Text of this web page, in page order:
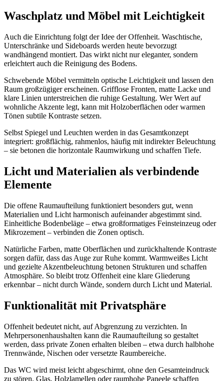
Waschplatz und Möbel mit Leichtigkeit
Auch die Einrichtung folgt der Idee der Offenheit. Waschtische,
Unterschränke und Sideboards werden heute bevorzugt
wandhängend montiert. Das wirkt nicht nur eleganter, sondern
erleichtert auch die Reinigung des Bodens.
Schwebende Möbel vermitteln optische Leichtigkeit und lassen den
Raum großzügiger erscheinen. Grifflose Fronten, matte Lacke und
klare Linien unterstreichen die ruhige Gestaltung. Wer Wert auf
wohnliche Akzente legt, kann mit Holzoberflächen oder warmen
Tönen subtile Kontraste setzen.
Selbst Spiegel und Leuchten werden in das Gesamtkonzept
integriert: großflächig, rahmenlos, häufig mit indirekter Beleuchtung
– sie betonen die horizontale Raumwirkung und schaffen Tiefe.
Licht und Materialien als verbindende
Elemente
Die offene Raumaufteilung funktioniert besonders gut, wenn
Materialien und Licht harmonisch aufeinander abgestimmt sind.
Einheitliche Bodenbeläge – etwa großformatiges Feinsteinzeug oder
Mikrozement – verbinden die Zonen optisch.
Natürliche Farben, matte Oberflächen und zurückhaltende Kontraste
sorgen dafür, dass das Auge zur Ruhe kommt. Warmweißes Licht
und gezielte Akzentbeleuchtung betonen Strukturen und schaffen
Atmosphäre. So bleibt trotz Offenheit eine klare Gliederung
erkennbar – nicht durch Wände, sondern durch Licht und Material.
Funktionalität mit Privatsphäre
Offenheit bedeutet nicht, auf Abgrenzung zu verzichten. In
Mehrpersonenhaushalten kann die Raumaufteilung so gestaltet
werden, dass private Zonen erhalten bleiben – etwa durch halbhohe
Trennwände, Nischen oder versetzte Raumbereiche.
Das WC wird meist leicht abgeschirmt, ohne den Gesamteindruck
zu stören. Glas, Holzlamellen oder raumhohe Paneele schaffen